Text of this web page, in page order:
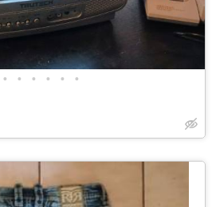
• • • • • •